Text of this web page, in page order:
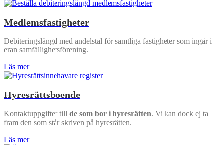
Medlemsfastigheter
Debiteringslängd med andelstal för samtliga fastigheter som ingår i
eran samfällighetsförening.
Läs mer
Hyresrättsboende
Kontaktuppgifter till de som bor i hyresrätten. Vi kan dock ej ta
fram den som står skriven på hyresrätten.
Läs mer